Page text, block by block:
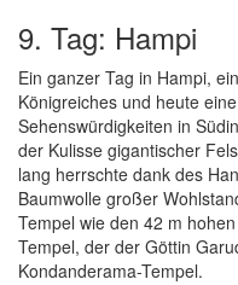
9. Tag: Hampi
Ein ganzer Tag in Hampi,
Königreiches und heute
Sehenswürdigkeiten in
der Kulisse gigantischer
lang herrschte dank des
Baumwolle großer
Tempel wie den 42 m
Tempel, der der Göttin
Kondanderama-Tempel.